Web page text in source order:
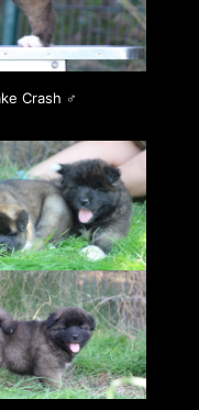
Crash ♂